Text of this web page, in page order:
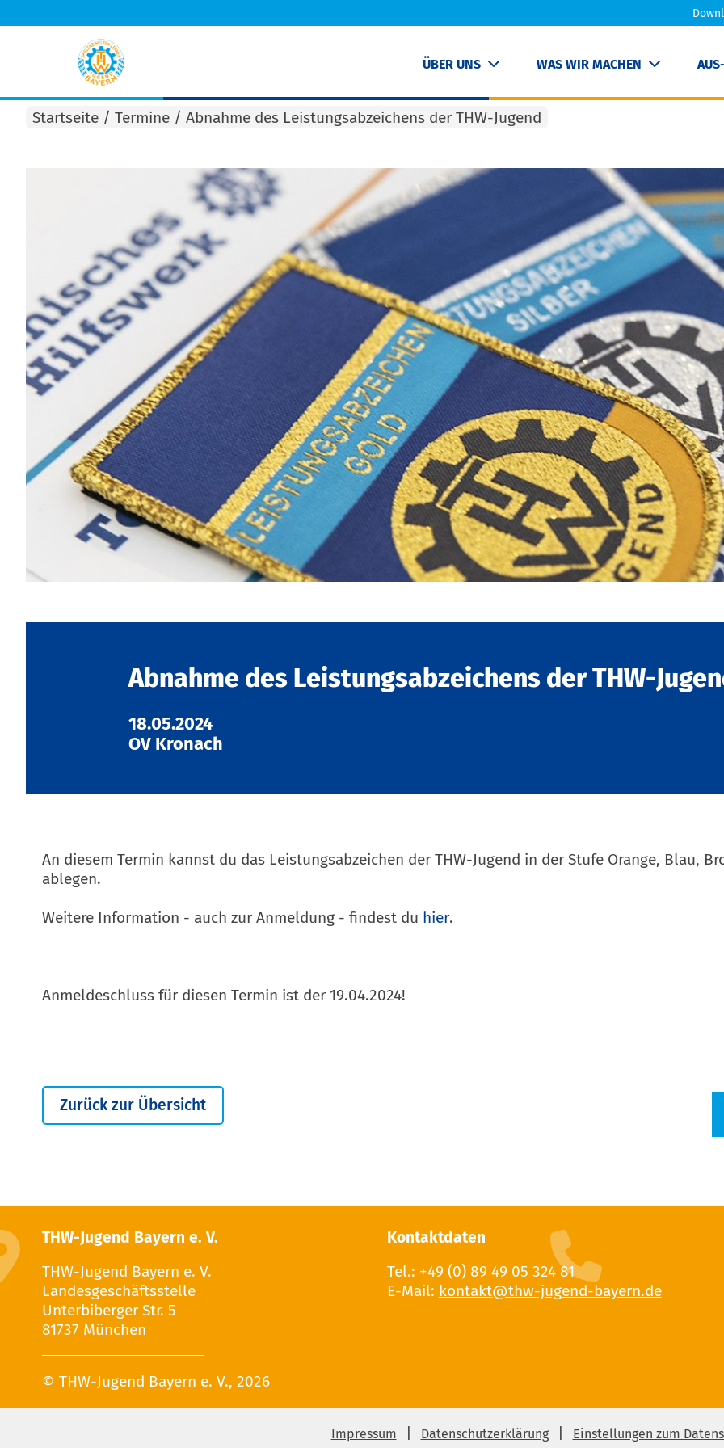
ÜBER UNS WAS WIR MACHEN
Startseite / Termine / Abnahme des Leistungsabzeichens der THW-Jugend
Abnahme des Leistungsabzeichens der THW-
18.05.2024
OV Kronach
An diesem Termin kannst du das Leistungsabzeichen der THW-Jugend in der Stufe Orange, Blau,
ablegen.
Weitere Information - auch zur Anmeldung - findest du hier.
Anmeldeschluss für diesen Termin ist der 19.04.2024!
Zurück zur Übersicht
THW-Jugend Bayern e. V.
THW-Jugend Bayern e. V.
Landesgeschäftsstelle
Unterbiberger Str. 5
81737 München
© THW-Jugend Bayern e. V., 2026
Kontaktdaten
Tel.: +49 (0) 89 49 05 324 81
E-Mail:
Impressum Datenschutzerklärung Einstellungen zum